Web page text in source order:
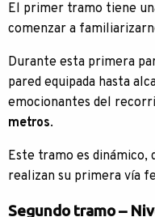
El primer tramo tiene
comenzar a
Durante esta primera
pared equipada hasta
emocionantes del
metros.
Este tramo es
realizan su primera vía
Segundo tramo –